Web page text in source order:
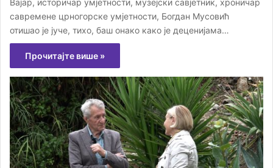
савремене црногорске умјетности, Богдан Мусовић
отишао је јуче, тихо, баш онако како је деценијама…
Прочитајте више »